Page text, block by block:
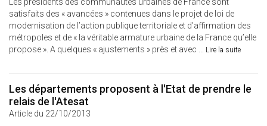
Les présidents des communautés urbaines de France sont
satisfaits des « avancées » contenues dans le projet de loi de
modernisation de l’action publique territoriale et d’affirmation des
métropoles et de « la véritable armature urbaine de la France qu’elle
propose ». A quelques « ajustements » près et avec ... Lire la suite
Les départements proposent à l'Etat de prendre le
relais de l'Atesat
Article du 22/10/2013